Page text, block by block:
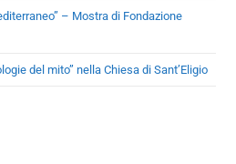
– Mostra di Fondazione
del mito” nella Chiesa di Sant’Eligio